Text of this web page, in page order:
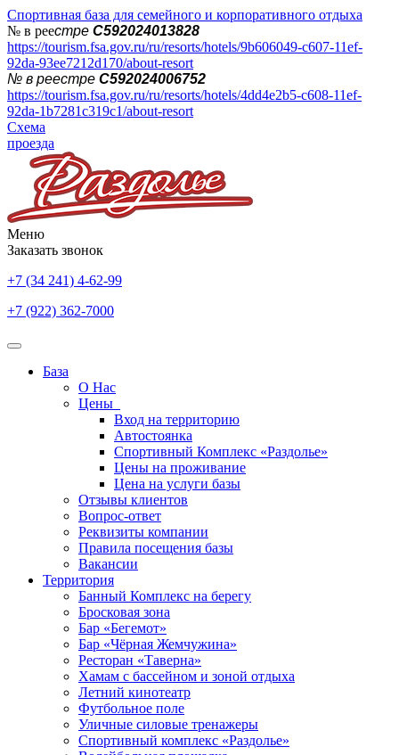
Спортивная база для семейного и корпоративного отдыха
№ в реестре С592024013828
https://tourism.fsa.gov.ru/ru/resorts/hotels/9b606049-c607-11ef-
92da-93ee7212d170/about-resort
№ в реестре С592024006752
https://tourism.fsa.gov.ru/ru/resorts/hotels/4dd4e2b5-c608-11ef-
92da-1b7281c319c1/about-resort
Схема
проезда
Меню
Заказать звонок
+7 (34 241) 4-62-99
+7 (922) 362-7000
База
О Нас
Цены
Вход на территорию
Автостоянка
Спортивный Комплекс «Раздолье»
Цены на проживание
Цена на услуги базы
Отзывы клиентов
Вопрос-ответ
Реквизиты компании
Правила посещения базы
Вакансии
Территория
Банный Комплекс на берегу
Бросковая зона
Бар «Бегемот»
Бар «Чёрная Жемчужина»
Ресторан «Таверна»
Хамам с бассейном и зоной отдыха
Летний кинотеатр
Футбольное поле
Уличные силовые тренажеры
Спортивный комплекс «Раздолье»